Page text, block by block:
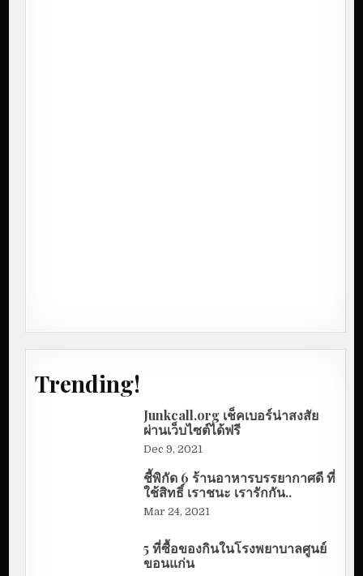
Trending!
Junkcall.org เช็คเบอร์น่าสงสัย
ผ่านเว็บไซต์ได้ฟรี
Dec 9, 2021
ชี้พิกัด 6 ร้านอาหารบรรยากาศดี ที่
ใช้สิทธิ์ เราชนะ เรารักกัน..
Mar 24, 2021
5 ที่ซื้อของกินในโรงพยาบาลศูนย์
ขอนแก่น